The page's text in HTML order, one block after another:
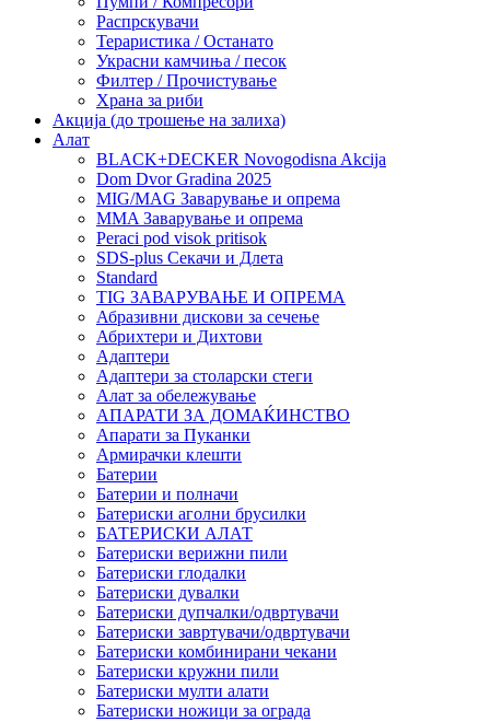
Распрскувачи
Тераристика / Останато
Украсни камчиња / песок
Филтер / Прочистување
Храна за риби
Акција (до трошење на залиха)
Алат
BLACK+DECKER Novogodisna Akcija
Dom Dvor Gradina 2025
MIG/MAG Заварување и опрема
MMA Заварување и опрема
Peraci pod visok pritisok
SDS-plus Секачи и Длета
Standard
TIG ЗАВАРУВАЊЕ И ОПРЕМА
Абразивни дискови за сечење
Абрихтери и Дихтови
Адаптери
Адаптери за столарски стеги
Алат за обележување
АПАРАТИ ЗА ДОМАЌИНСТВО
Апарати за Пуканки
Армирачки клешти
Батерии
Батерии и полначи
Батериски аголни брусилки
БАТЕРИСКИ АЛАТ
Батериски верижни пили
Батериски глодалки
Батериски дувалки
Батериски дупчалки/одвртувачи
Батериски завртувачи/одвртувачи
Батериски комбинирани чекани
Батериски кружни пили
Батериски мулти алати
Батериски ножици за ограда